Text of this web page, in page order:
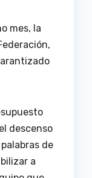
mes, la
descenso
de
a